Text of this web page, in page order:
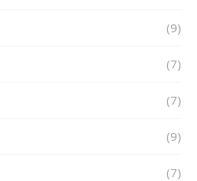
(9)
(7)
(7)
(9)
(7)